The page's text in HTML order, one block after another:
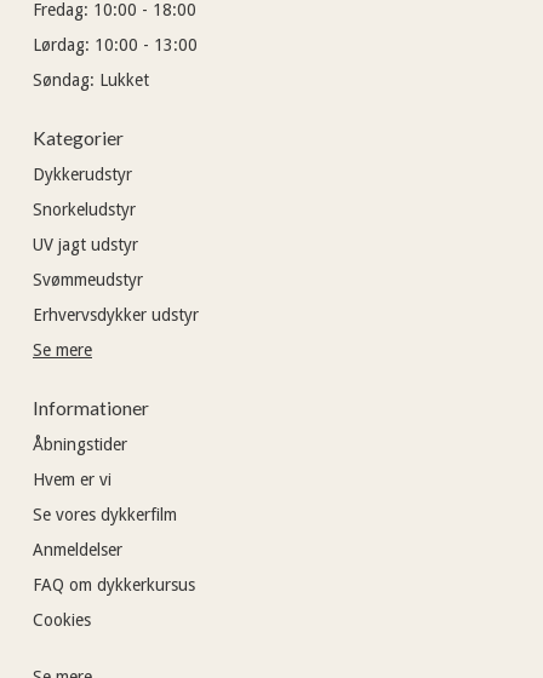
Fredag: 10:00 - 18:00
Lørdag: 10:00 - 13:00
Søndag: Lukket
Kategorier
Dykkerudstyr
Snorkeludstyr
UV jagt udstyr
Svømmeudstyr
Erhvervsdykker udstyr
Se mere
Informationer
Åbningstider
Hvem er vi
Se vores dykkerfilm
Anmeldelser
FAQ om dykkerkursus
Cookies